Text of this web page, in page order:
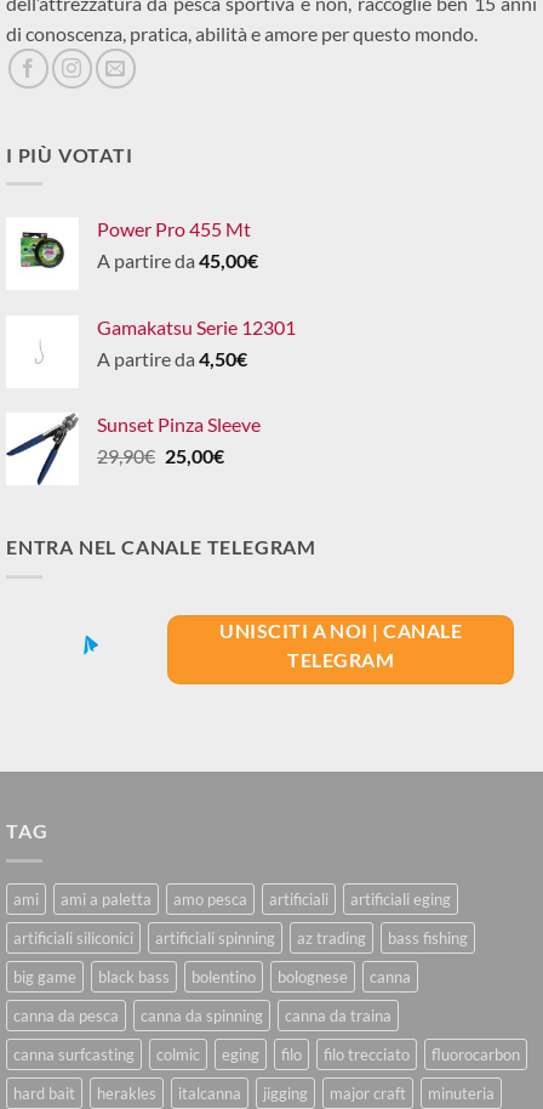
di conoscenza, pratica, abilità e amore per questo mondo.
I PIÙ VOTATI
Power Pro 455 Mt
A partire da 45,00€
Gamakatsu Serie 12301
A partire da 4,50€
Sunset Pinza Sleeve
29,90€ Il
29,90€.
25,00€Il
25,00€.
ENTRA NEL CANALE TELEGRAM
UNISCITI A NOI | CANALE
TELEGRAM
TAG
ami ami a paletta amo pesca artificiali
artificiali eging
artificiali siliconici
artificiali spinning az trading
bass fishing
big game
black bass bolentino bolognese
canna
canna da pesca
canna da spinning
canna da traina
canna surfcasting
colmic eging filo filo trecciato
fluorocarbon
hard bait
herakles italcanna jigging major craft minuteria